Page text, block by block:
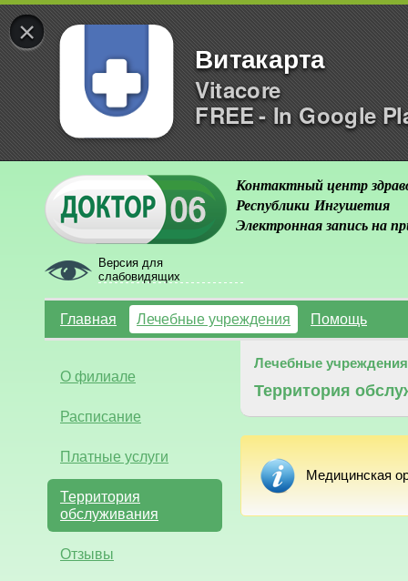
×
Витакарта
Vitacore
FREE - In Google
Версия для
слабовидящих
Контактный центр
Республики Ингушетия
Электронная запись на
Главная Лечебные учреждения Помощь
О филиале
Расписание
Платные услуги
Территория
обслуживания
Отзывы
Лечебные учреждения
Территория
Медицинская